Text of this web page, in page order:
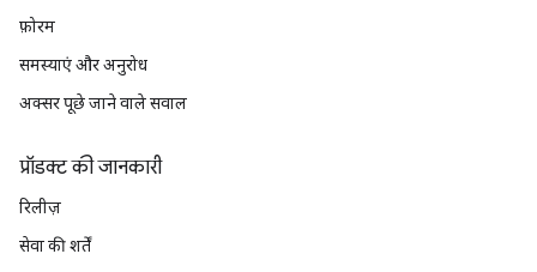
फ़ोरम
समस्याएं और अनुरोध
अक्सर पूछे जाने वाले सवाल
प्रॉडक्ट की जानकारी
रिलीज़
सेवा की शर्तें